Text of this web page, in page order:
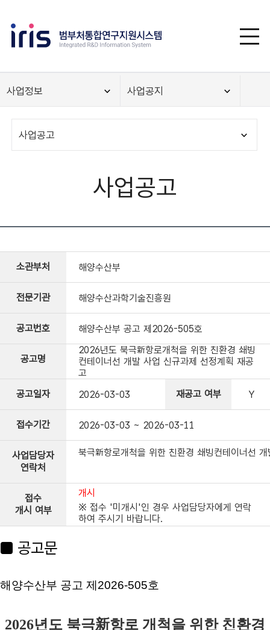
사업정보 사업공지
사업공고
사업공고
소관부처 해양수산부
전문기관 해양수산과학기술진흥원
공고번호 해양수산부 공고 제2026-505호
공고명
2026년도 북극新항로개척을 위한 친환경 쇄빙
컨테이너선 개발 사업 신규과제 선정계획 재공
고
공고일자
2026-03-03 재공고 여부 Y
접수기간 2026-03-03 ~ 2026-03-11
사업담당자
연락처
북극新항로개척을 위한 친환경 쇄빙컨테이너선
접수
개시 여부
개시
※ 접수 '미개시'인 경우 사업담당자에게 연락
하여 주시기 바랍니다.
■ 공고문
해양수산부 공고 제2026-505호
2026년도 북극新항로 개척을 위한 친환경